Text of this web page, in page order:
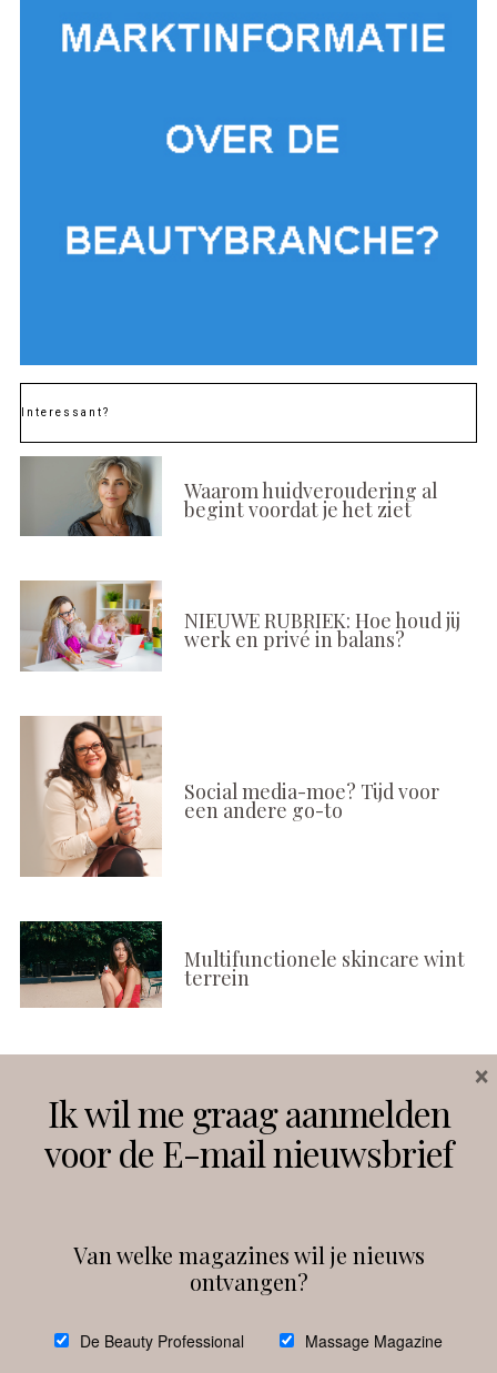
Interessant?
Waarom huidveroudering al
begint voordat je het ziet
NIEUWE RUBRIEK: Hoe houd jij
werk en privé in balans?
Social media-moe? Tijd voor
een andere go-to
Multifunctionele skincare wint
terrein
Instagram Facebook
debeautyprofessional
Ik wil me graag aanmelden
voor de E-mail nieuwsbrief
Van welke magazines wil je nieuws
ontvangen?
De Beauty Professional Massage Magazine
×